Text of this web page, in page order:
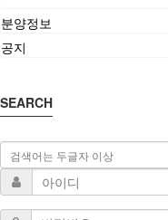
분양정보
공지
SEARCH